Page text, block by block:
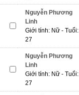
Nguyễn Phương
Linh
Giới tính: Nữ - Tuổi:
27
Nguyễn Phương
Linh
Giới tính: Nữ - Tuổi:
27